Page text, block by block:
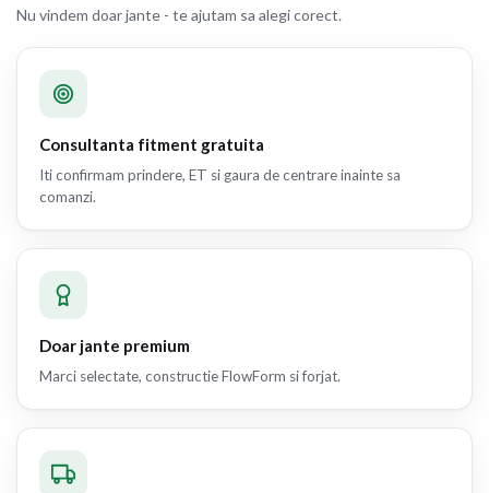
Nu vindem doar jante - te ajutam sa alegi corect.
Consultanta fitment gratuita
Iti confirmam prindere, ET si gaura de centrare inainte sa
comanzi.
Doar jante premium
Marci selectate, constructie FlowForm si forjat.